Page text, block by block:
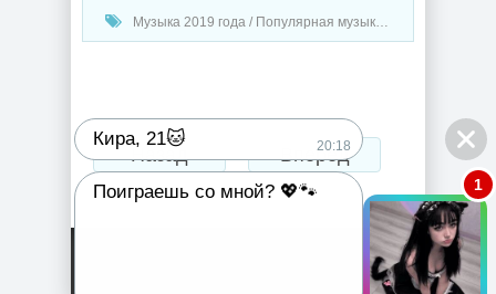
Музыка 2019 года / Популярная музыка / Рок - альтернативная музыка / Ретро музыка
Назад Вперед
Кира, 21🐱 20:18
Поиграешь со мной? 💖🐾 1